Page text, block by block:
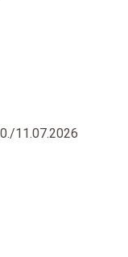
11.07.2026